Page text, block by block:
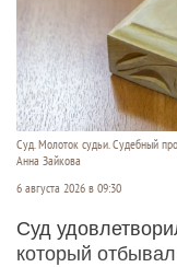
Суд. Молоток судьи. Судебный
Анна Зайкова
6 августа 2026 в 09:30
Суд
который